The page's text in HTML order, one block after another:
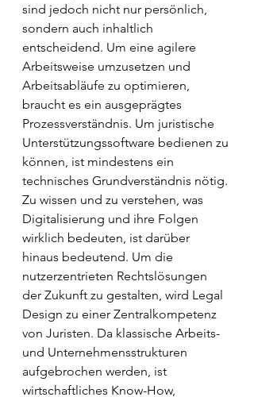
sind jedoch nicht nur persönlich,
sondern auch inhaltlich
entscheidend. Um eine agilere
Arbeitsweise umzusetzen und
Arbeitsabläufe zu optimieren,
braucht es ein ausgeprägtes
Prozessverständnis. Um juristische
Unterstützungssoftware bedienen zu
können, ist mindestens ein
technisches Grundverständnis nötig.
Zu wissen und zu verstehen, was
Digitalisierung und ihre Folgen
wirklich bedeuten, ist darüber
hinaus bedeutend. Um die
nutzerzentrieten Rechtslösungen
der Zukunft zu gestalten, wird Legal
Design zu einer Zentralkompetenz
von Juristen. Da klassische Arbeits-
und Unternehmensstrukturen
aufgebrochen werden, ist
wirtschaftliches Know-How,